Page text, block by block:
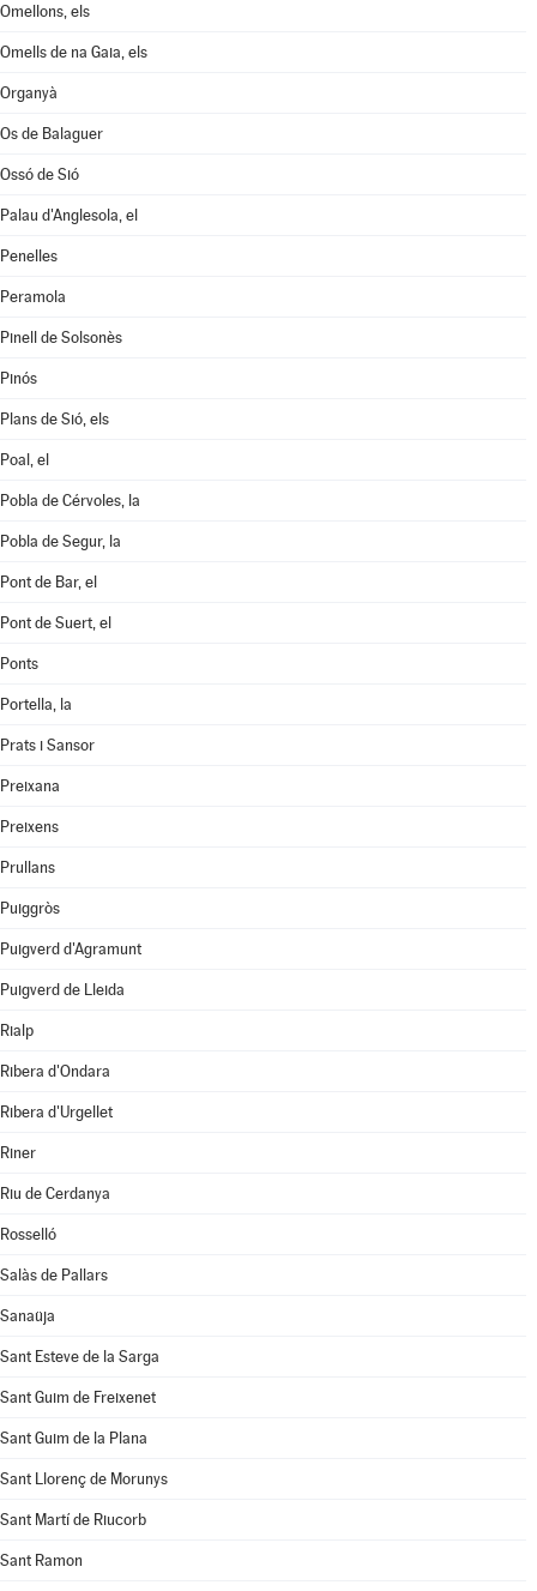
Omellons, els
Omells de na Gaia, els
Organyà
Os de Balaguer
Ossó de Sió
Palau d'Anglesola, el
Penelles
Peramola
Pinell de Solsonès
Pinós
Plans de Sió, els
Poal, el
Pobla de Cérvoles, la
Pobla de Segur, la
Pont de Bar, el
Pont de Suert, el
Ponts
Portella, la
Prats i Sansor
Preixana
Preixens
Prullans
Puiggròs
Puigverd d'Agramunt
Puigverd de Lleida
Rialp
Ribera d'Ondara
Ribera d'Urgellet
Riner
Riu de Cerdanya
Rosselló
Salàs de Pallars
Sanaüja
Sant Esteve de la Sarga
Sant Guim de Freixenet
Sant Guim de la Plana
Sant Llorenç de Morunys
Sant Martí de Riucorb
Sant Ramon